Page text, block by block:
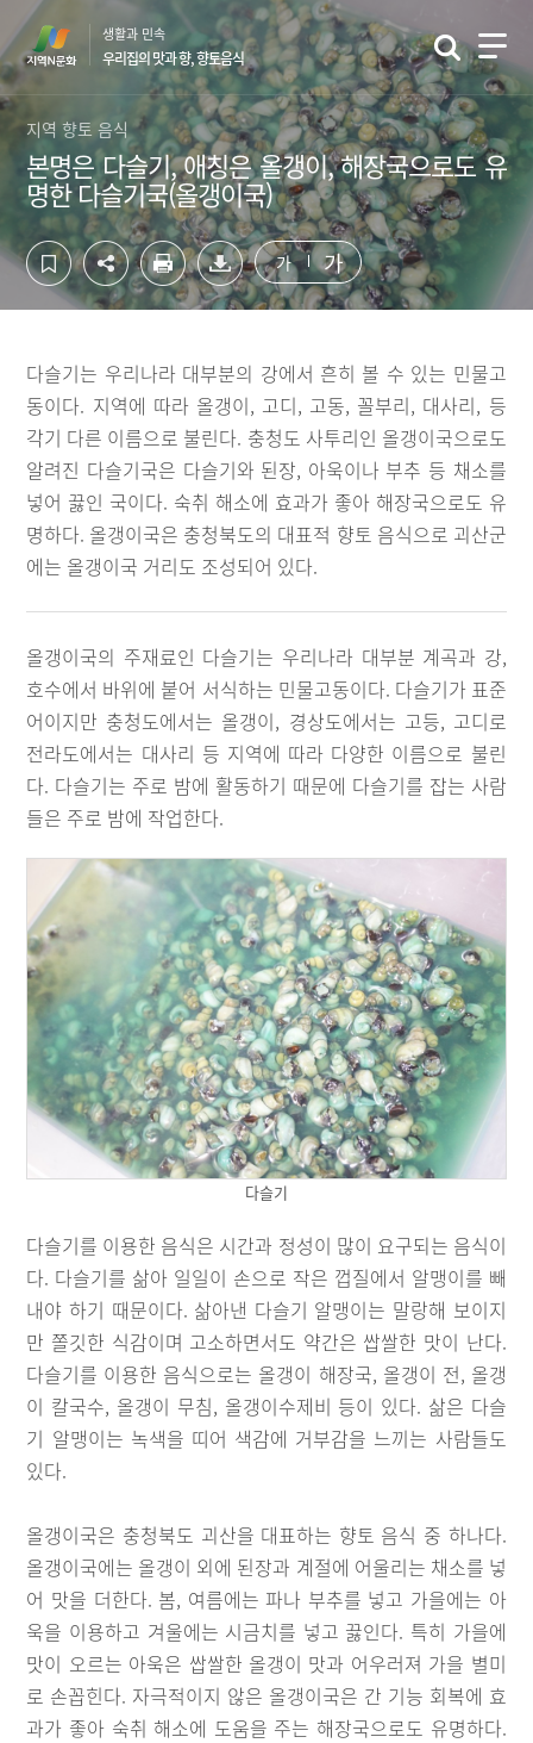
텐
츠
영
역
기
단
영
역
바
생활과 민속
우리집의 맛과 향, 향토음식
지역 향토 음식
본명은 다슬기, 애칭은 올갱이, 해장국으로도 유
명한 다슬기국(올갱이국)
가 가
다슬기는 우리나라 대부분의 강에서 흔히 볼 수 있는 민물고
동이다. 지역에 따라 올갱이, 고디, 고동, 꼴부리, 대사리, 등
각기 다른 이름으로 불린다. 충청도 사투리인 올갱이국으로도
알려진 다슬기국은 다슬기와 된장, 아욱이나 부추 등 채소를
넣어 끓인 국이다. 숙취 해소에 효과가 좋아 해장국으로도 유
명하다. 올갱이국은 충청북도의 대표적 향토 음식으로 괴산군
에는 올갱이국 거리도 조성되어 있다.
올갱이국의 주재료인 다슬기는 우리나라 대부분 계곡과 강,
호수에서 바위에 붙어 서식하는 민물고동이다. 다슬기가 표준
어이지만 충청도에서는 올갱이, 경상도에서는 고등, 고디로
전라도에서는 대사리 등 지역에 따라 다양한 이름으로 불린
다. 다슬기는 주로 밤에 활동하기 때문에 다슬기를 잡는 사람
들은 주로 밤에 작업한다.
다슬기
다슬기를 이용한 음식은 시간과 정성이 많이 요구되는 음식이
다. 다슬기를 삶아 일일이 손으로 작은 껍질에서 알맹이를 빼
내야 하기 때문이다. 삶아낸 다슬기 알맹이는 말랑해 보이지
만 쫄깃한 식감이며 고소하면서도 약간은 쌉쌀한 맛이 난다.
다슬기를 이용한 음식으로는 올갱이 해장국, 올갱이 전, 올갱
이 칼국수, 올갱이 무침, 올갱이수제비 등이 있다. 삶은 다슬
기 알맹이는 녹색을 띠어 색감에 거부감을 느끼는 사람들도
있다.
올갱이국은 충청북도 괴산을 대표하는 향토 음식 중 하나다.
올갱이국에는 올갱이 외에 된장과 계절에 어울리는 채소를 넣
어 맛을 더한다. 봄, 여름에는 파나 부추를 넣고 가을에는 아
욱을 이용하고 겨울에는 시금치를 넣고 끓인다. 특히 가을에
맛이 오르는 아욱은 쌉쌀한 올갱이 맛과 어우러져 가을 별미
로 손꼽힌다. 자극적이지 않은 올갱이국은 간 기능 회복에 효
과가 좋아 숙취 해소에 도움을 주는 해장국으로도 유명하다.